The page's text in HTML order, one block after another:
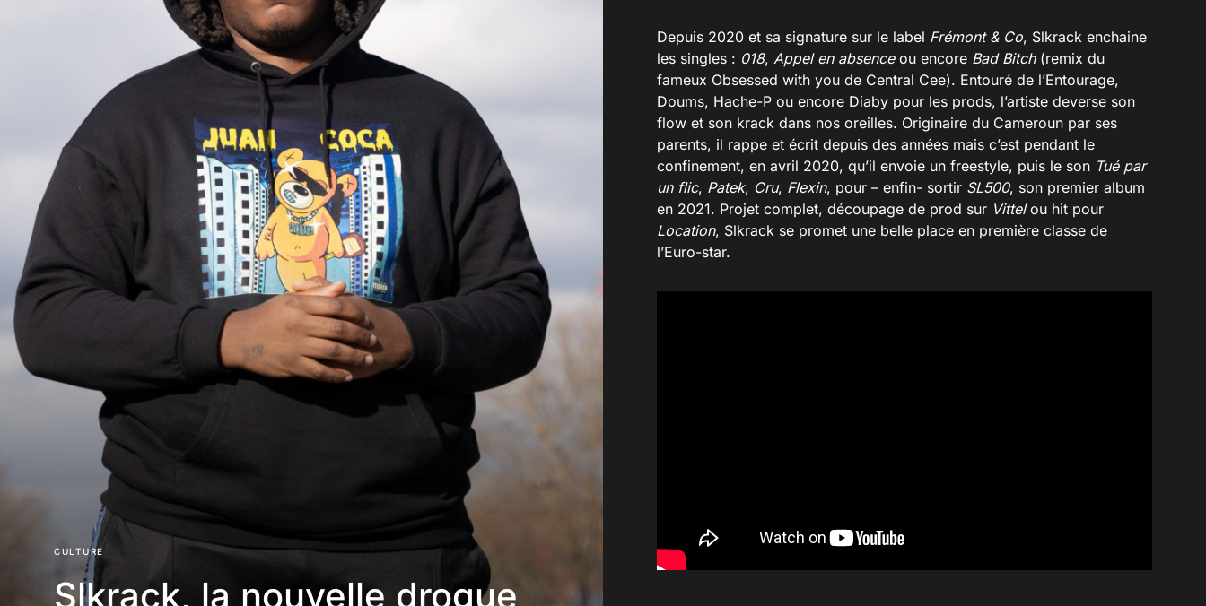
CULTURE
Slkrack, la nouvelle drogue
Depuis 2020 et sa signature sur le label Frémont & Co, Slkrack enchaine
les singles : 018, Appel en absenceou encore Bad Bitch (remix du
fameux Obsessed with you de Central Cee). Entouré de l’Entourage,
Doums, Hache-P ou encore Diaby pour les prods, l’artiste deverse son
flow et son krack dans nos oreilles. Originaire du Cameroun par ses
parents, il rappe et écrit depuis des années mais c’est pendant le
confinement, en avril 2020, qu’il envoie un freestyle, puis le son Tué par
un flic, Patek, Cru, Flexin, pour – enfin- sortir SL500, son premier album
en 2021. Projet complet, découpage de prod sur Vittelou hit pour
Location, Slkrack se promet une belle place en première classe de
l’Euro-star.